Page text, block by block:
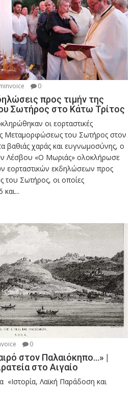
0
προς τιμήν της
Σωτήρος στο Κάτω Τρίτος
οι εορταστικές
Μεταμορφώσεως του Σωτήρος στον
βαθιάς χαράς και ευγνωμοσύνης, ο
Λέσβου «Ο Μωριάς» ολοκλήρωσε
εορταστικών εκδηλώσεων προς
του Σωτήρος, οι οποίες
και...
0
στον Παλαιόκηπο…» |
στο Αιγαίο
«Ιστορία, Λαϊκή Παράδοση και